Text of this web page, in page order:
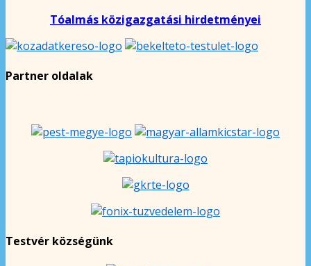
Tóalmás közigazgatási hirdetményei
Partner oldalak
Testvér községünk